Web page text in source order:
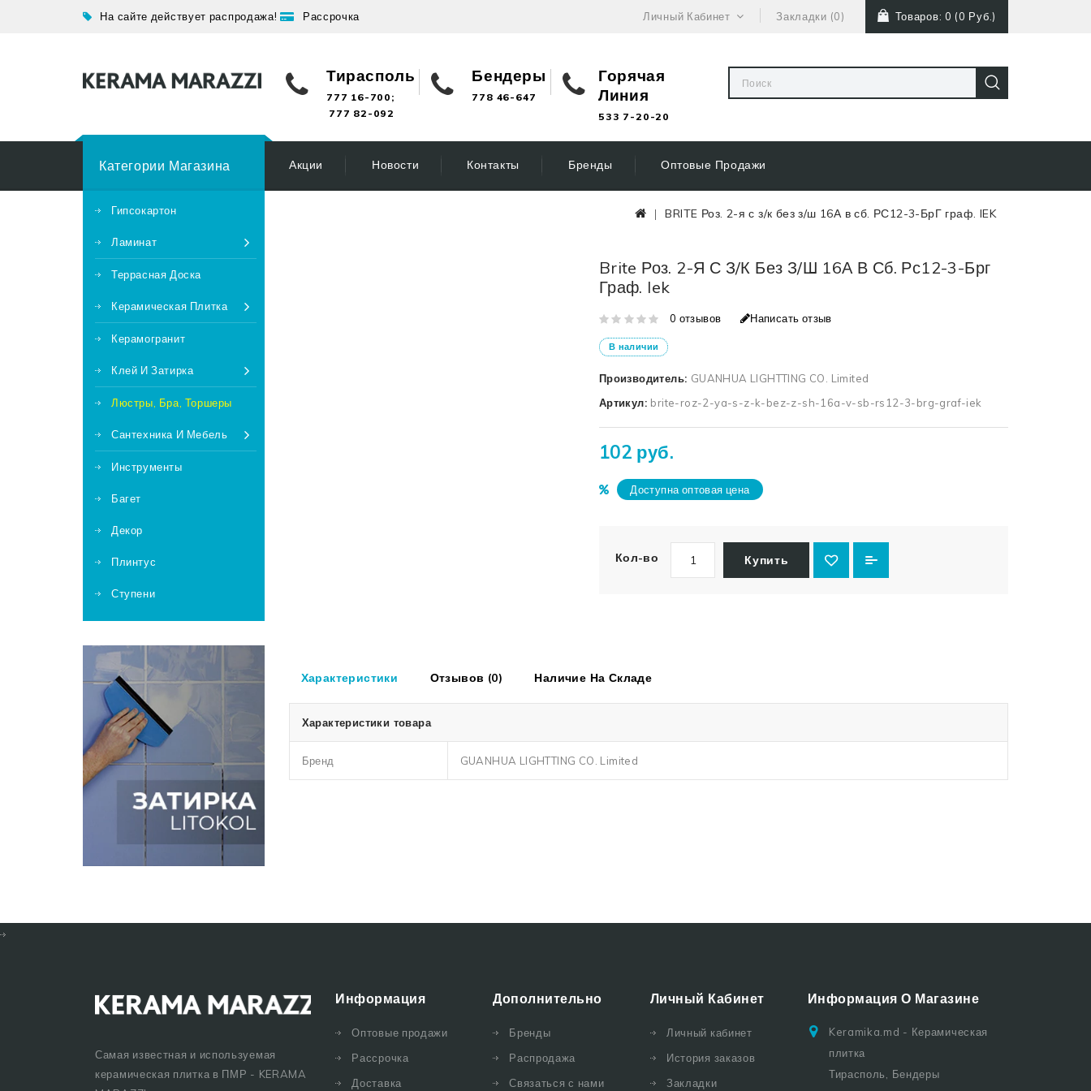
На сайте действует распродажа! Рассрочка Личный Кабинет Закладки (0) Товаров: 0 (0 Руб.)
Тирасполь
777 16-700;
777 82-092
Бендеры
778 46-647
Горячая
Линия
533 7-20-20
Акции Новости Контакты Бренды Оптовые Продажи
Категории Магазина
Гипсокартон
Ламинат
Террасная Доска
Керамическая Плитка
Керамогранит
Клей И Затирка
Люстры, Бра, Торшеры
Сантехника И Мебель
Инструменты
Багет
Декор
Плинтус
Ступени
BRITE Роз. 2-я с з/к без з/ш 16А в сб. РС12-3-БрГ граф. IEK
Brite Роз. 2-Я С З/К Без З/Ш 16А В Сб. Рс12-3-Брг
Граф. Iek
0 отзывов Написать отзыв
В наличии
Производитель: GUANHUA LIGHTTING CO. Limited
Артикул: brite-roz-2-ya-s-z-k-bez-z-sh-16a-v-sb-rs12-3-brg-graf-iek
102 руб.
Доступна оптовая цена
Кол-во Купить
Характеристики Отзывов (0) Наличие На Складе
Характеристики товара
Бренд GUANHUA LIGHTTING CO. Limited
Самая известная и используемая
керамическая плитка в ПМР - KERAMA
Информация
Оптовые продажи
Рассрочка
Доставка
Дополнительно
Бренды
Распродажа
Связаться с нами
Личный Кабинет
Личный кабинет
История заказов
Закладки
Информация О Магазине
Keramika.md - Керамическая
плитка
Тирасполь, Бендеры